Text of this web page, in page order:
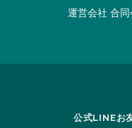
運営会社 合
公式LINEお